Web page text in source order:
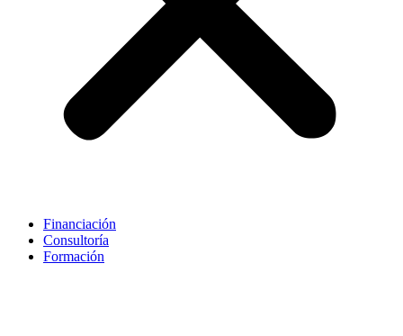
Financiación
Consultoría
Formación